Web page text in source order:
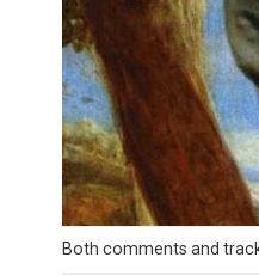
Both comments and